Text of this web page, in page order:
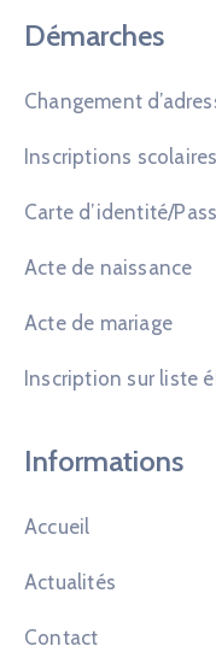
Démarches
Changement
Inscriptions scolaires
Carte d’identité/
Acte de naissance
Acte de mariage
Inscription sur liste
Informations
Accueil
Actualités
Contact